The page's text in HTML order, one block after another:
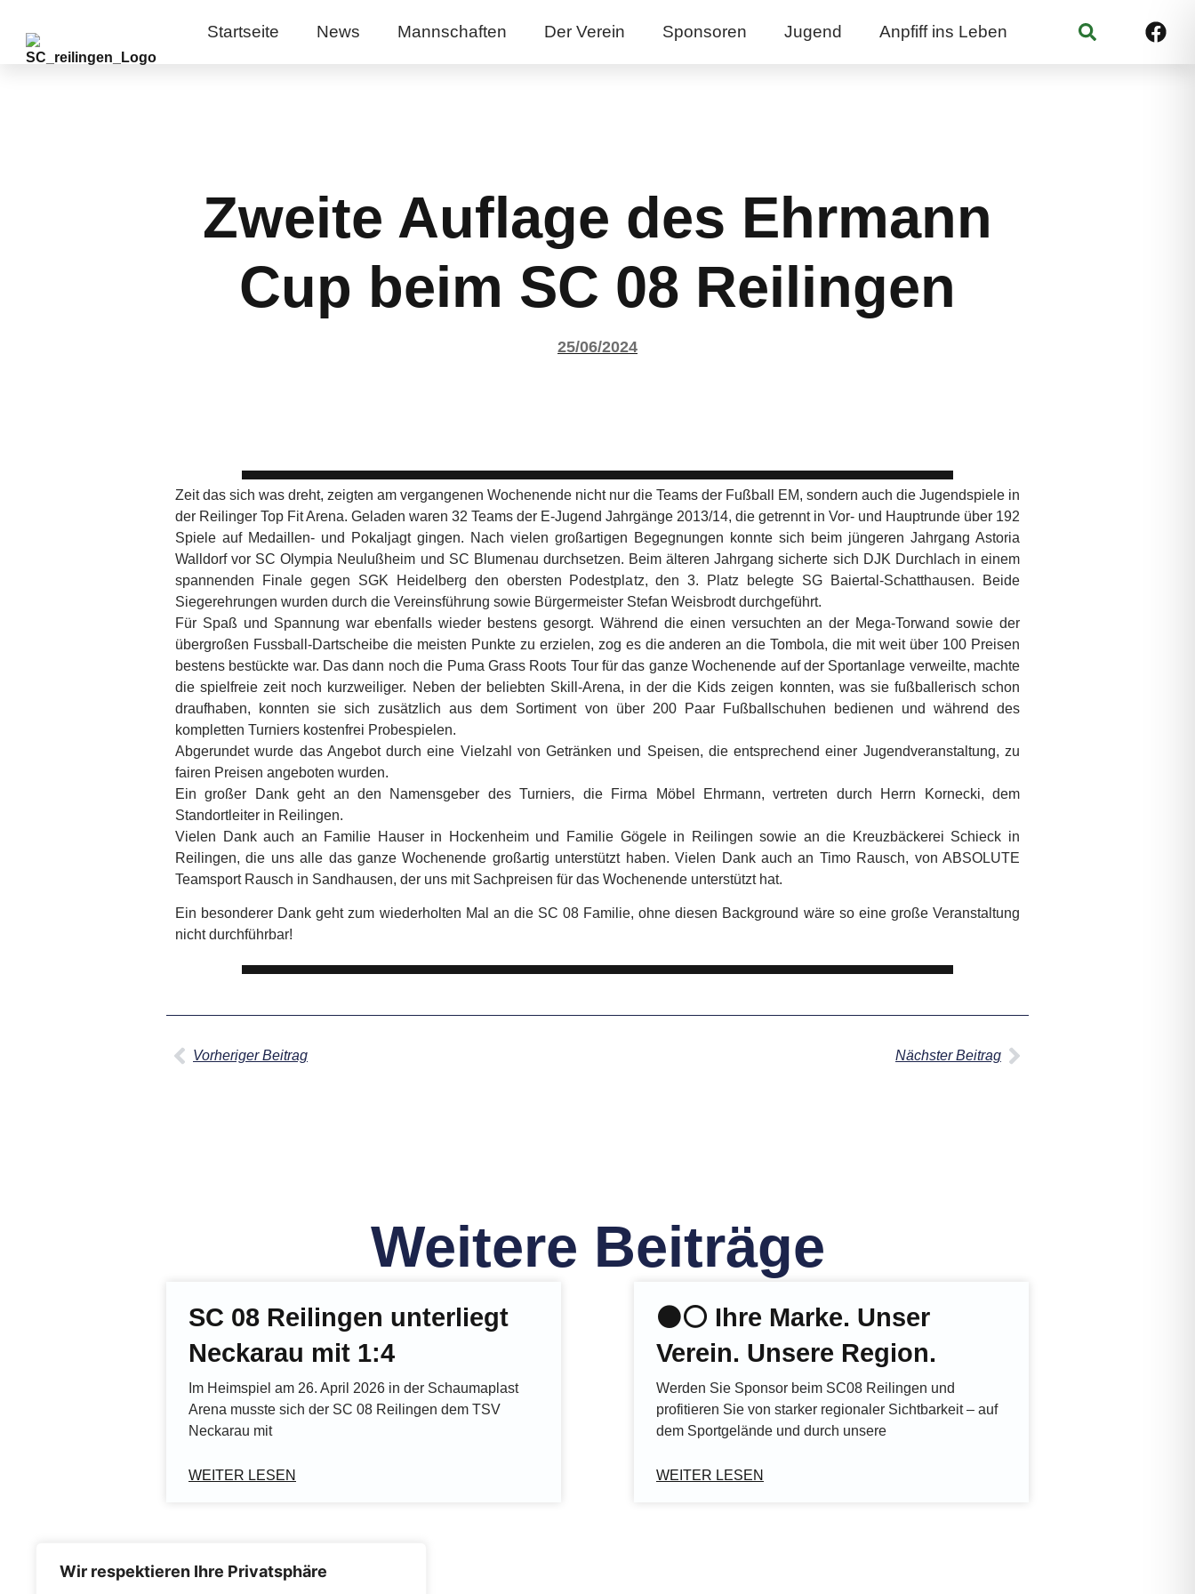
Wir respektieren Ihre Privatsphäre
Startseite News Mannschaften Der Verein Sponsoren Jugend Anpfiff ins Leben Suchen
Zweite Auflage des Ehrmann
Cup beim SC 08 Reilingen
25/06/2024
Zeit das sich was dreht, zeigten am vergangenen Wochenende nicht nur die Teams der Fußball EM, sondern auch die Jugendspiele in
der Reilinger Top Fit Arena. Geladen waren 32 Teams der E-Jugend Jahrgänge 2013/14, die getrennt in Vor- und Hauptrunde über 192
Spiele auf Medaillen- und Pokaljagt gingen. Nach vielen großartigen Begegnungen konnte sich beim jüngeren Jahrgang Astoria
Walldorf vor SC Olympia Neulußheim und SC Blumenau durchsetzen. Beim älteren Jahrgang sicherte sich DJK Durchlach in einem
spannenden Finale gegen SGK Heidelberg den obersten Podestplatz, den 3. Platz belegte SG Baiertal-Schatthausen. Beide
Siegerehrungen wurden durch die Vereinsführung sowie Bürgermeister Stefan Weisbrodt durchgeführt.
Für Spaß und Spannung war ebenfalls wieder bestens gesorgt. Während die einen versuchten an der Mega-Torwand sowie der
übergroßen Fussball-Dartscheibe die meisten Punkte zu erzielen, zog es die anderen an die Tombola, die mit weit über 100 Preisen
bestens bestückte war. Das dann noch die Puma Grass Roots Tour für das ganze Wochenende auf der Sportanlage verweilte, machte
die spielfreie zeit noch kurzweiliger. Neben der beliebten Skill-Arena, in der die Kids zeigen konnten, was sie fußballerisch schon
draufhaben, konnten sie sich zusätzlich aus dem Sortiment von über 200 Paar Fußballschuhen bedienen und während des
kompletten Turniers kostenfrei Probespielen.
Abgerundet wurde das Angebot durch eine Vielzahl von Getränken und Speisen, die entsprechend einer Jugendveranstaltung, zu
fairen Preisen angeboten wurden.
Ein großer Dank geht an den Namensgeber des Turniers, die Firma Möbel Ehrmann, vertreten durch Herrn Kornecki, dem
Standortleiter in Reilingen.
Vielen Dank auch an Familie Hauser in Hockenheim und Familie Gögele in Reilingen sowie an die Kreuzbäckerei Schieck in
Reilingen, die uns alle das ganze Wochenende großartig unterstützt haben. Vielen Dank auch an Timo Rausch, von ABSOLUTE
Teamsport Rausch in Sandhausen, der uns mit Sachpreisen für das Wochenende unterstützt hat.
Ein besonderer Dank geht zum wiederholten Mal an die SC 08 Familie, ohne diesen Background wäre so eine große Veranstaltung
nicht durchführbar!
Vorheriger Beitrag Nächster Beitrag
Weitere Beiträge
SC 08 Reilingen unterliegt
Neckarau mit 1:4
Im Heimspiel am 26. April 2026 in der Schaumaplast
Arena musste sich der SC 08 Reilingen dem TSV
Neckarau mit
WEITER LESEN
⚫️⚪️ Ihre Marke. Unser
Verein. Unsere Region.
Werden Sie Sponsor beim SC08 Reilingen und
profitieren Sie von starker regionaler Sichtbarkeit – auf
dem Sportgelände und durch unsere
WEITER LESEN